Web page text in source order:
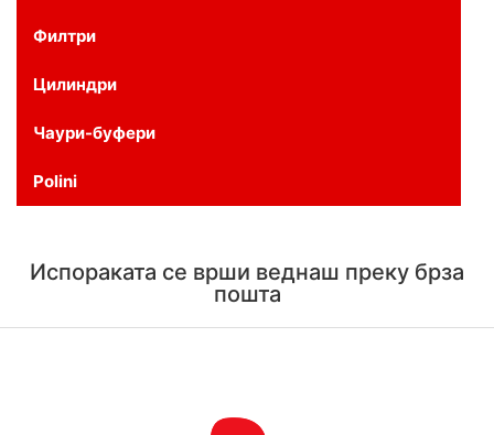
Филтри
Цилиндри
Чаури-буфери
Polini
Испораката се врши веднаш преку брза
пошта